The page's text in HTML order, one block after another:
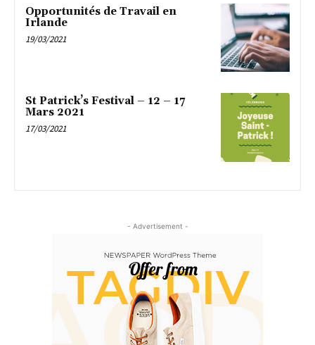
Opportunités de Travail en
Irlande
19/03/2021
St Patrick’s Festival – 12 – 17
Mars 2021
17/03/2021
- Advertisement -